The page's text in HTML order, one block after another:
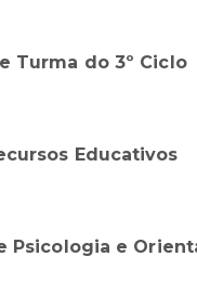
Turma do 3º Ciclo
Educativos
e